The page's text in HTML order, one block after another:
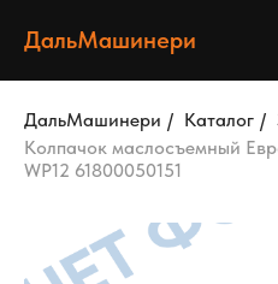
ДальМашинери
ДальМашинери / Каталог /
Колпачок маслосъемный
WP12 61800050151